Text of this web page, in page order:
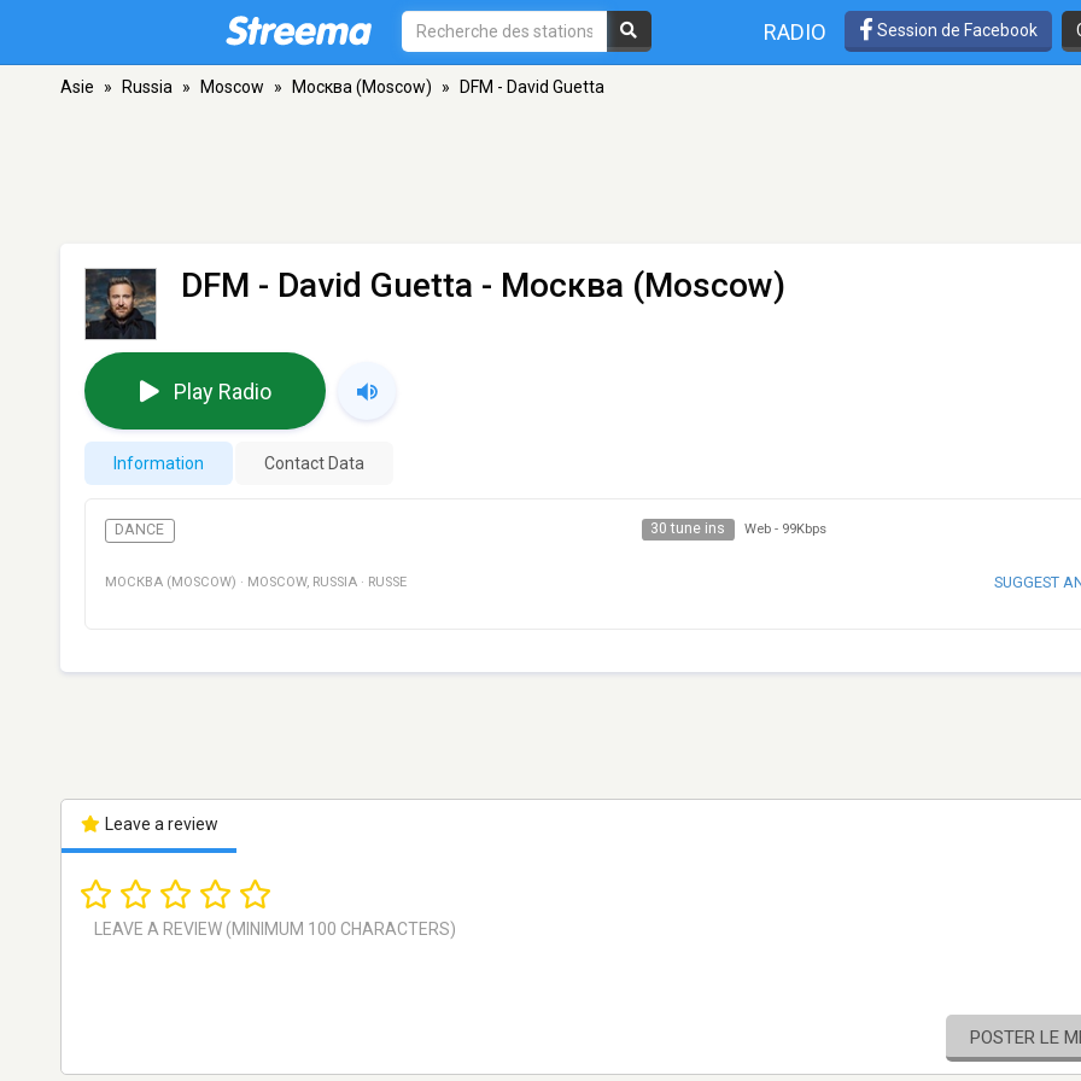
RADIO Session de Facebook
Asie » Russia » Moscow » Москва (Moscow) » DFM - David Guetta
DFM - David Guetta - Москва (Moscow)
Play Radio
Information Contact Data
DANCE 30 tune ins Web - 99Kbps
МОСКВА (MOSCOW) · MOSCOW, RUSSIA · RUSSE SUGGEST
Leave a review
POSTER LE